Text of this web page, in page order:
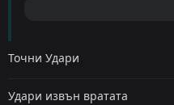
Точни Удари
Удари извън вратата